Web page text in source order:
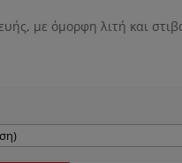
με όμορφη λιτή και